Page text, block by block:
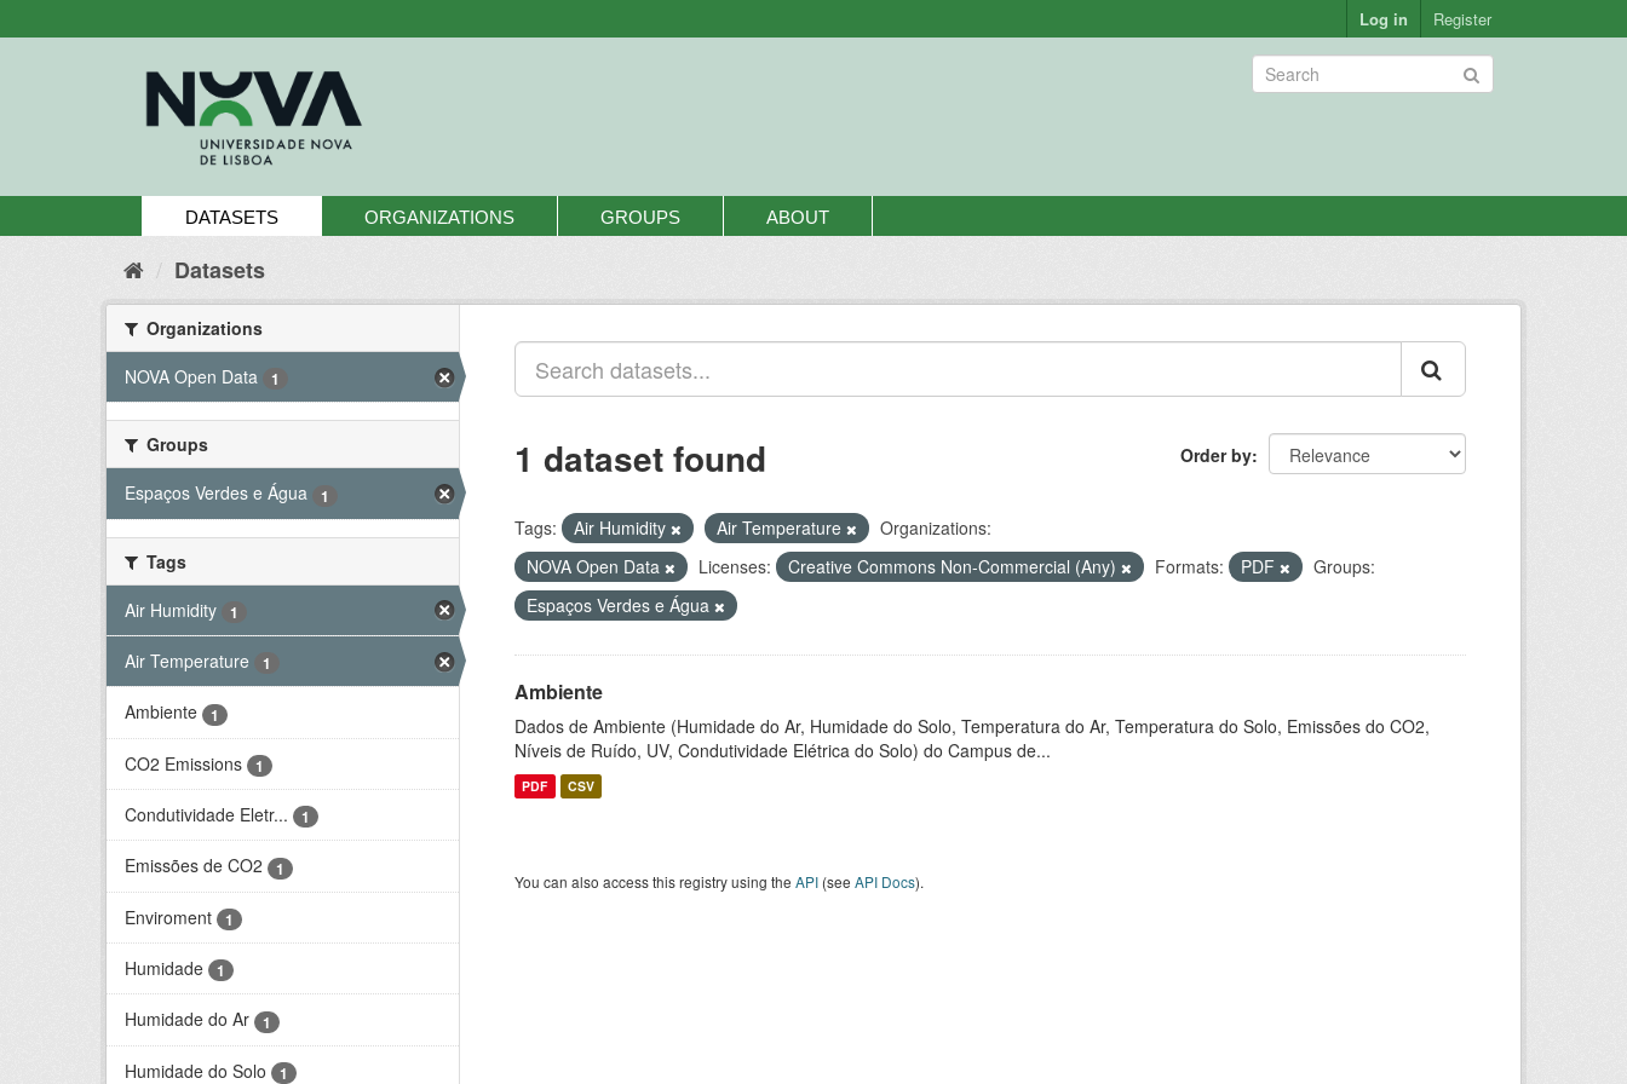
to
Log in Register
DATASETS ORGANIZATIONS GROUPS ABOUT
Datasets
Organizations
NOVA Open Data
1
Groups
Espaços Verdes e Água
1
Tags
Air Humidity
1
Air Temperature 1
Ambiente 1
CO2 Emissions 1
Condutividade Eletr... 1
Emissões de CO2 1
Enviroment 1
Humidade 1
Humidade do Ar 1
Humidade do Solo 1
Order by
1 dataset found
Tags: Air Humidity Air Temperature
Organizations:
NOVA Open Data
Licenses: Creative Commons Non-Commercial (Any) Formats: PDF
Groups:
Espaços Verdes e Água
Ambiente
Dados de Ambiente (Humidade do Ar, Humidade do Solo, Temperatura do Ar, Temperatura do Solo, Emissões do CO2,
Níveis de Ruído, UV, Condutividade Elétrica do Solo) do Campus de...
PDF CSV
You can also access this registry using the API (see API Docs).